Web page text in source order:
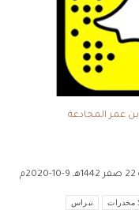
عمر المجادعة
مخدرات نبراس